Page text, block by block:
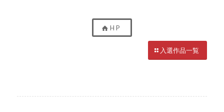
H P
入選作品一覧